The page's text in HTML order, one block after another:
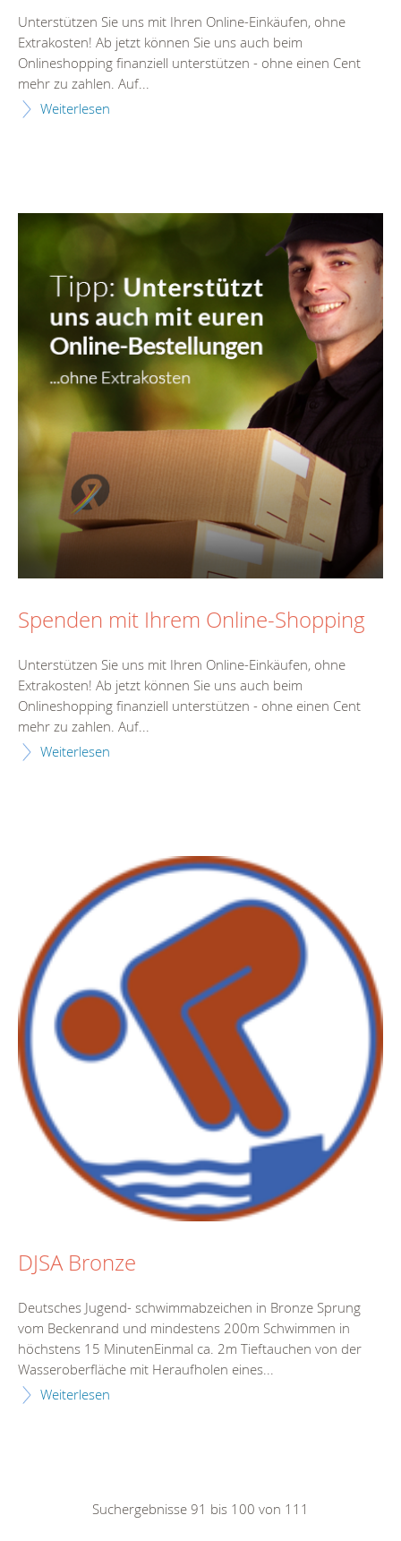
Unterstützen Sie uns mit Ihren Online-Einkäufen, ohne
Extrakosten! Ab jetzt können Sie uns auch beim
Onlineshopping finanziell unterstützen - ohne einen Cent
mehr zu zahlen. Auf...
Weiterlesen
Spenden mit Ihrem Online-Shopping
Unterstützen Sie uns mit Ihren Online-Einkäufen, ohne
Extrakosten! Ab jetzt können Sie uns auch beim
Onlineshopping finanziell unterstützen - ohne einen Cent
mehr zu zahlen. Auf...
Weiterlesen
DJSA Bronze
Deutsches Jugend- schwimmabzeichen in Bronze Sprung
vom Beckenrand und mindestens 200m Schwimmen in
höchstens 15 MinutenEinmal ca. 2m Tieftauchen von der
Wasseroberfläche mit Heraufholen eines...
Weiterlesen
Suchergebnisse 91 bis 100 von 111